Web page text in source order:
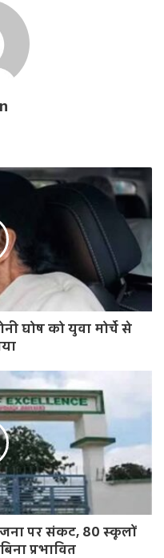
घोष को युवा मोर्चे से
पर संकट, 80 स्कूलों
प्रभावित